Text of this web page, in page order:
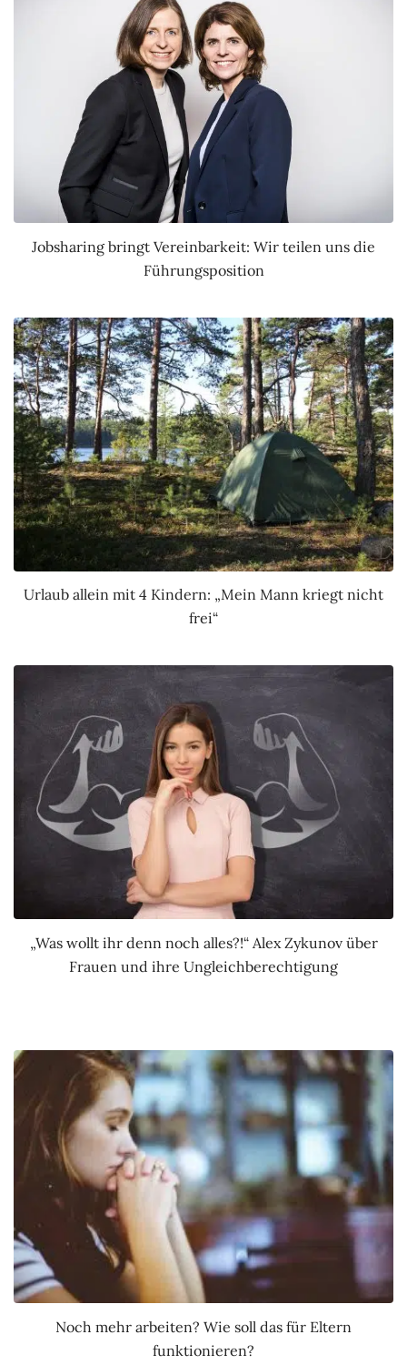
Jobsharing bringt Vereinbarkeit: Wir teilen uns die
Führungsposition
Urlaub allein mit 4 Kindern: „Mein Mann kriegt nicht
frei“
„Was wollt ihr denn noch alles?!“ Alex Zykunov über
Frauen und ihre Ungleichberechtigung
Noch mehr arbeiten? Wie soll das für Eltern
funktionieren?